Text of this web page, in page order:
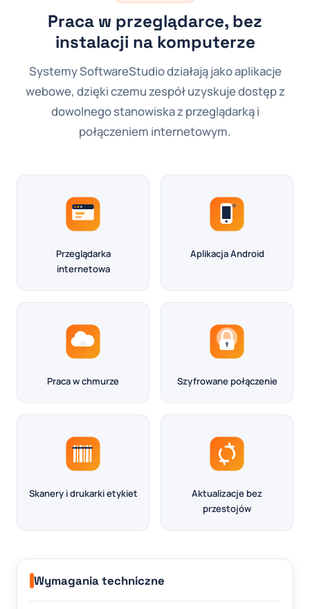
Praca w przeglądarce, bez
instalacji na komputerze
Systemy SoftwareStudio działają jako aplikacje
webowe, dzięki czemu zespół uzyskuje dostęp z
dowolnego stanowiska z przeglądarką i
połączeniem internetowym.
Przeglądarka
internetowa
Aplikacja Android
Praca w chmurze Szyfrowane połączenie
Skanery i drukarki etykiet
Aktualizacje bez
przestojów
Wymagania techniczne